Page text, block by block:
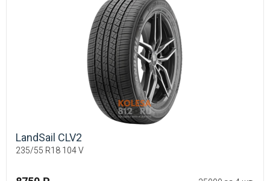
LandSail CLV2
235/55 R18 104 V